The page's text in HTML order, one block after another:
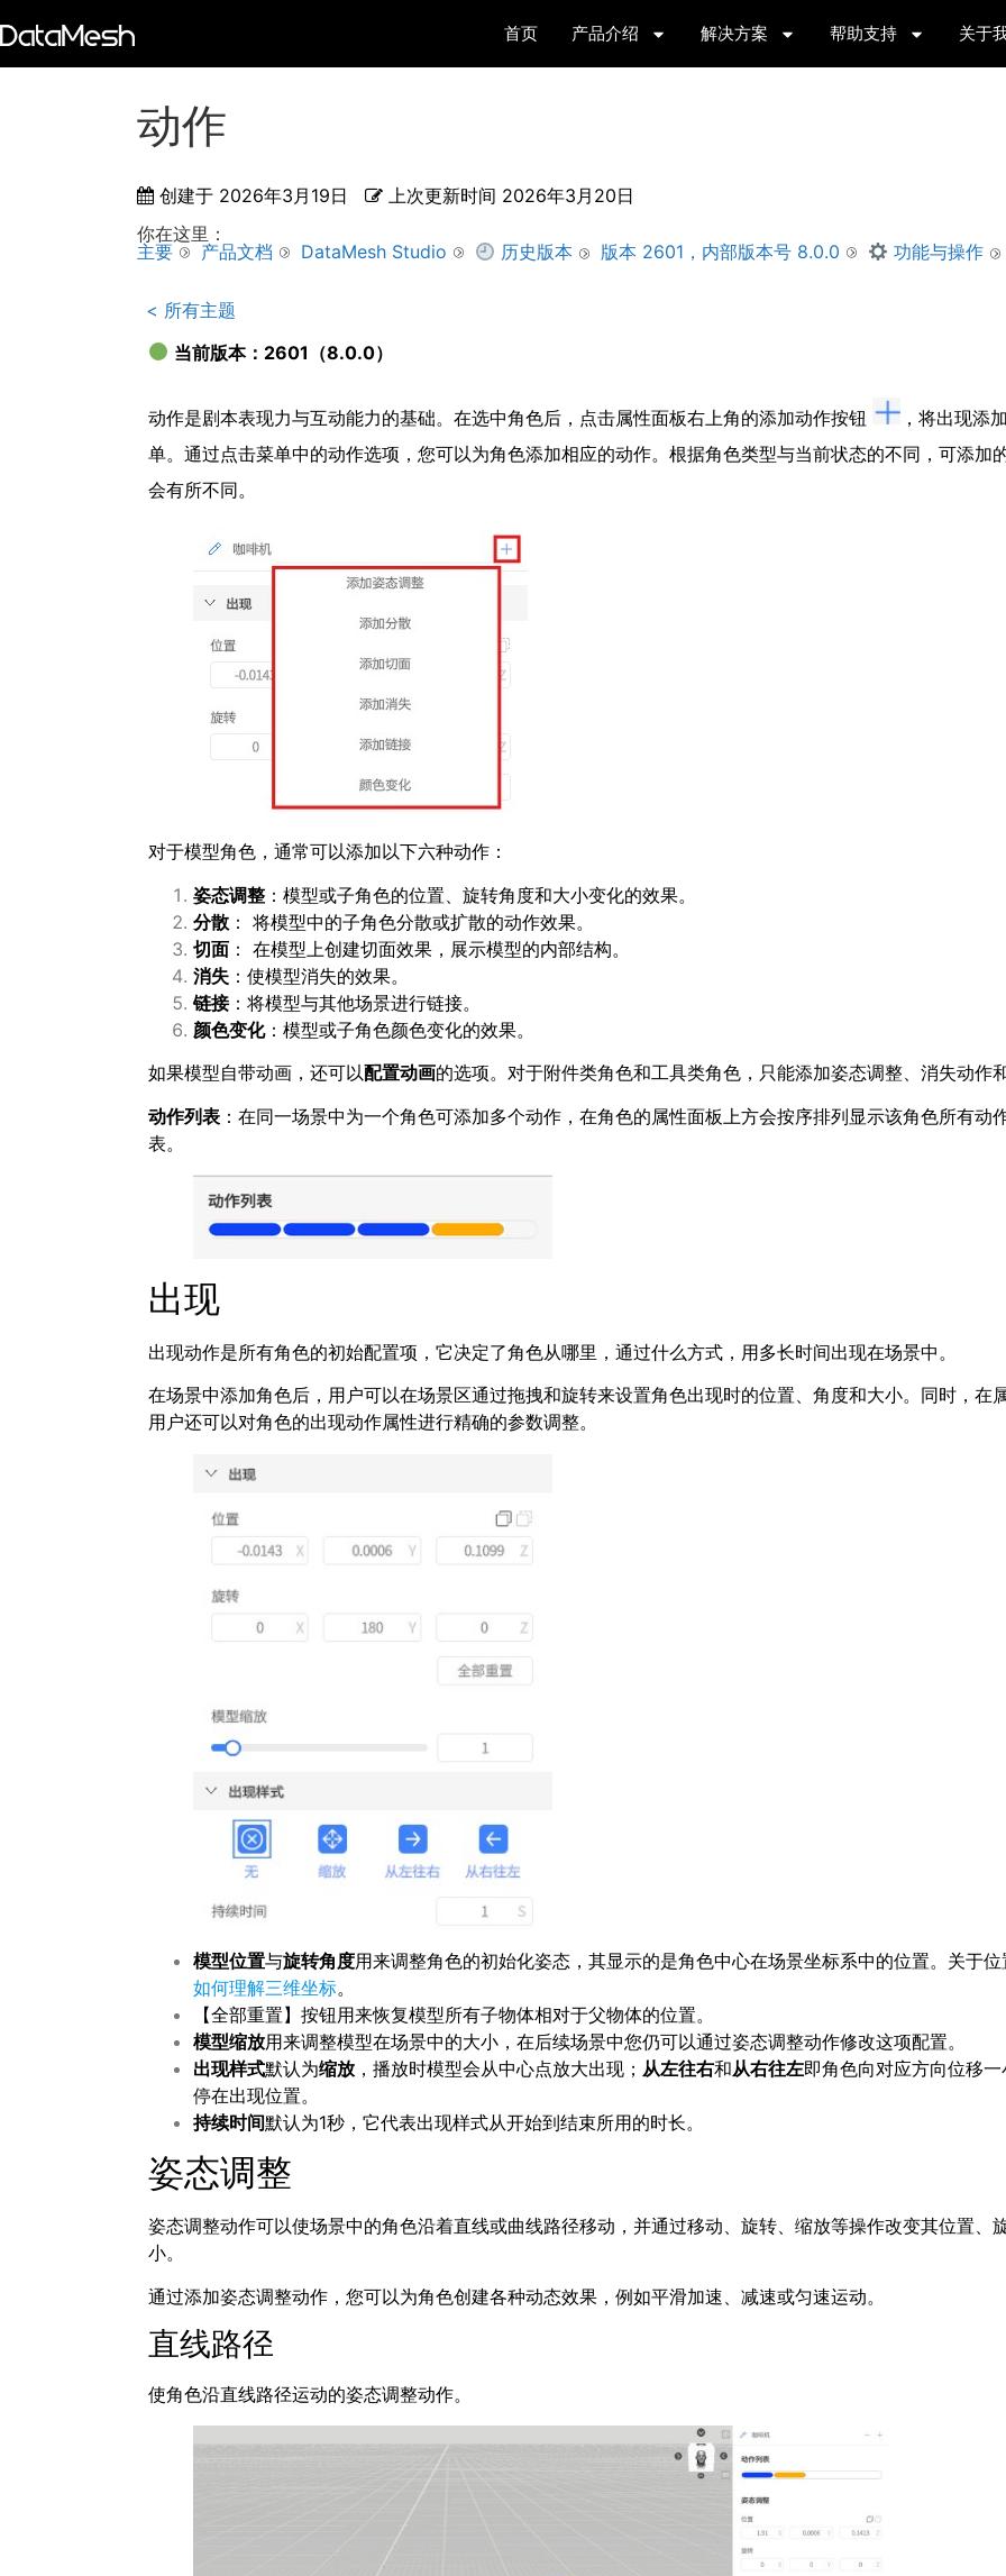
首页 产品介绍 解决方案 帮助支持 关于
动作
创建于 2026年3月19日 上次更新时间 2026年3月20日
你在这里：
主要
产品文档 DataMesh Studio 历史版本 版本 2601，内部版本号 8.0.0 功能与操作
< 所有主题
当前版本：2601（8.0.0）
动作是剧本表现力与互动能力的基础。在选中角色后，点击属性面板右上角的添加动作按钮
，将出现添
单。通过点击菜单中的动作选项，您可以为角色添加相应的动作。根据角色类型与当前状态的不同，可添加
会有所不同。
对于模型角色，通常可以添加以下六种动作：
姿态调整 ：模型或子角色的位置、旋转角度和大小变化的效果。
分散 ： 将模型中的子角色分散或扩散的动作效果。
切面 ： 在模型上创建切面效果，展示模型的内部结构。
消失 ：使模型消失的效果。
链接：将模型与其他场景进行链接。
颜色变化：模型或子角色颜色变化的效果。
如果模型自带动画，还可以配置动画的选项。对于附件类角色和工具类角色，只能添加姿态调整、消失动作
动作列表 ：在同一场景中为一个角色可添加多个动作，在角色的属性面板上方会按序排列显示该角色所有动
表。
出现
出现动作是所有角色的初始配置项，它决定了角色从哪里，通过什么方式，用多长时间出现在场景中。
在场景中添加角色后，用户可以在场景区通过拖拽和旋转来设置角色出现时的位置、角度和大小。同时，在
用户还可以对角色的出现动作属性进行精确的参数调整。
模型位置与旋转角度用来调整角色的初始化姿态，其显示的是角色中心在场景坐标系中的位置。关于
如何理解三维坐标。
【全部重置】按钮用来恢复模型所有子物体相对于父物体的位置。
模型缩放用来调整模型在场景中的大小，在后续场景中您仍可以通过姿态调整动作修改这项配置。
出现样式默认为缩放 ，播放时模型会从中心点放大出现； 从左往右和从右往左即角色向对应方向位移
停在出现位置。
持续时间默认为1秒，它代表出现样式从开始到结束所用的时长。
姿态调整
姿态调整动作可以使场景中的角色沿着直线或曲线路径移动，并通过移动、旋转、缩放等操作改变其位置、
小。
通过添加姿态调整动作，您可以为角色创建各种动态效果，例如平滑加速、减速或匀速运动。
直线路径
使角色沿直线路径运动的姿态调整动作。